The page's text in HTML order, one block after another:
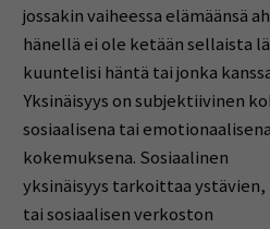
jossakin vaiheessa elämäänsä
hänellä ei ole ketään sellaista
kuuntelisi häntä tai jonka
Yksinäisyys on subjektiivinen
sosiaalisena tai emotionaalisena
kokemuksena. Sosiaalinen
yksinäisyys tarkoittaa ystävien,
tai sosiaalisen verkoston